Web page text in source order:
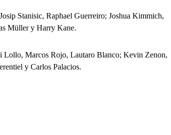
Stanisic, Raphael Guerreiro; Joshua Kimmich,
Müller y Harry Kane.
Marcos Rojo, Lautaro Blanco; Kevin Zenon,
y Carlos Palacios.